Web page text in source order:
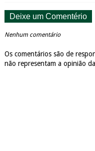
Deixe um Comentério
Nenhum comentário
Os comentários são de
não representam a opinião